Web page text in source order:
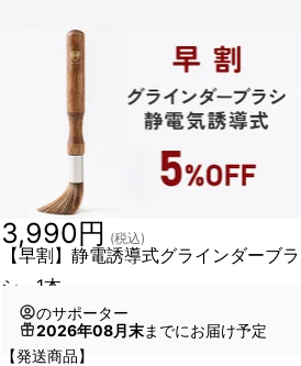
【早割】静電誘導式グラインダーブラ
シ 1本
3,990円 (税込)
のサポーター
2026年08月末までにお届け予定
【発送商品】